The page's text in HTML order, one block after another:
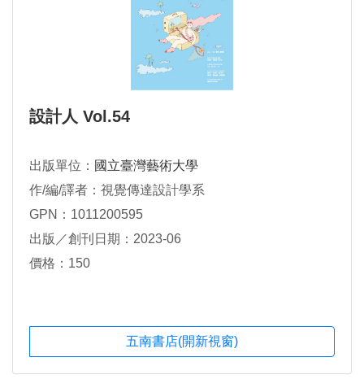
設計人 Vol.54
出版單位： 國立臺灣藝術大學
作/編/譯者：視覺傳達設計學系
GPN：1011200595
出版／創刊日期：2023-06
價格：150
五南書店(開新視窗)